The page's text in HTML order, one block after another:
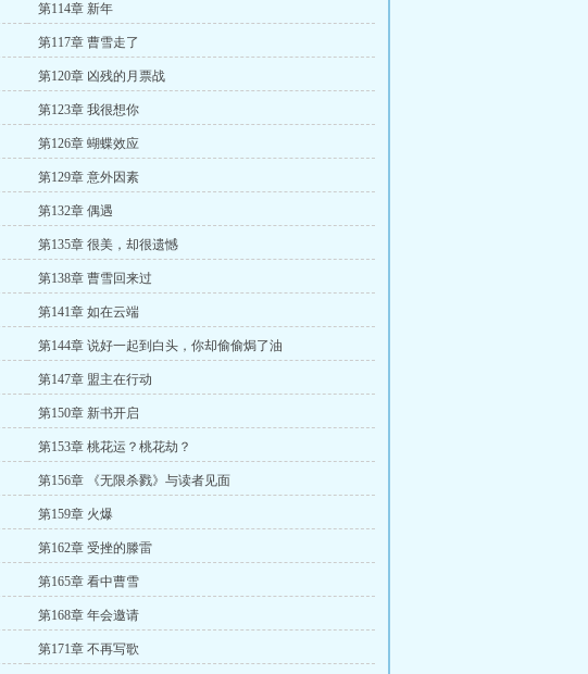
第114章 新年
第117章 曹雪走了
第120章 凶残的月票战
第123章 我很想你
第126章 蝴蝶效应
第129章 意外因素
第132章 偶遇
第135章 很美，却很遗憾
第138章 曹雪回来过
第141章 如在云端
第144章 说好一起到白头，你却偷偷焗了油
第147章 盟主在行动
第150章 新书开启
第153章 桃花运？桃花劫？
第156章 《无限杀戮》与读者见面
第159章 火爆
第162章 受挫的滕雷
第165章 看中曹雪
第168章 年会邀请
第171章 不再写歌